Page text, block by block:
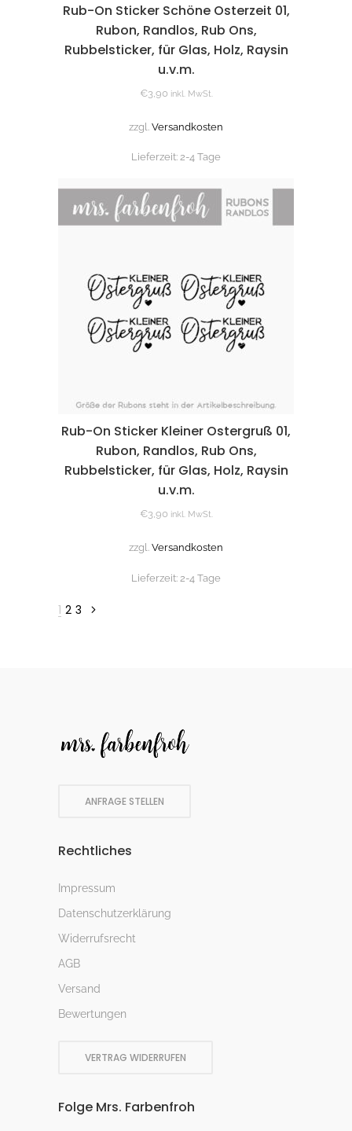
Rub-On Sticker Schöne Osterzeit 01,
Rubon, Randlos, Rub Ons,
Rubbelsticker, für Glas, Holz, Raysin
u.v.m.
€3,90 inkl. MwSt.
zzgl. Versandkosten
Lieferzeit: 2-4 Tage
Rub-On Sticker Kleiner Ostergruß 01,
Rubon, Randlos, Rub Ons,
Rubbelsticker, für Glas, Holz, Raysin
u.v.m.
€3,90 inkl. MwSt.
zzgl. Versandkosten
Lieferzeit: 2-4 Tage
1 2 3
ANFRAGE STELLEN
Rechtliches
Impressum
Datenschutzerklärung
Widerrufsrecht
AGB
Versand
Bewertungen
VERTRAG WIDERRUFEN
Folge Mrs. Farbenfroh